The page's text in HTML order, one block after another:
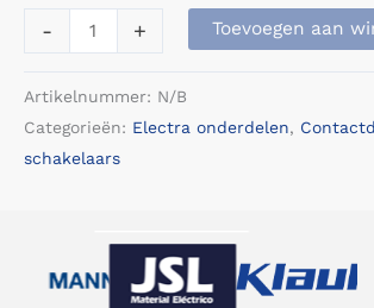
-
Opbouw
wandcontactdoos
+ Toevoegen aan
Artikelnummer: N/B
Categorieën: Electra onderdelen,
schakelaars